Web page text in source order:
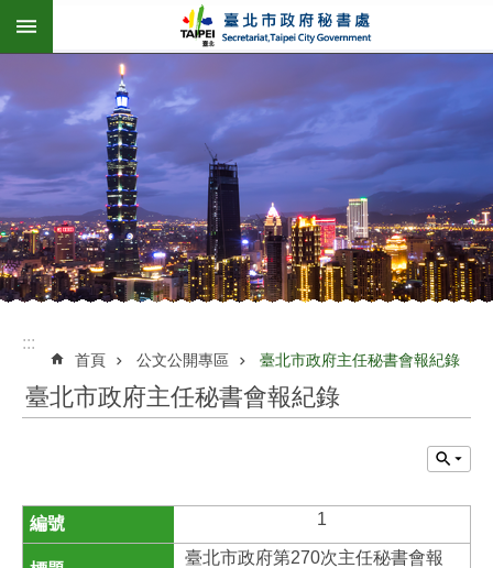
跳到主要內容區塊
:::
首頁 公文公開專區 臺北市政府主任秘書會報紀錄
臺北市政府主任秘書會報紀錄
1
臺北市政府第270次主任秘書會報